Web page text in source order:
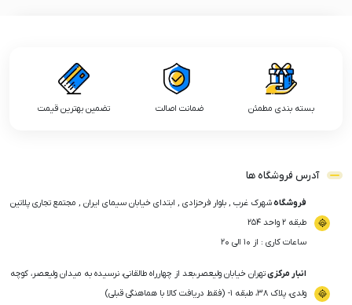
بسته بندی مطمئن ضمانت اصالت تضمین بهترین قیمت
آدرس فروشگاه ها
فروشگاهشهرک غرب , بلوار فرحزادی , ابتدای خیابان سیمای ایران , مجتمع تجاری پلاتین
طبقه ۲ واحد ۲۵۴
ساعات کاری : از ۱۰ الی ۲۰
انبار مرکزیتهران خیابان ولیعصر،بعد از چهارراه طالقانی، نرسیده به میدان ولیعصر، کوچه
ولدی، پلاک ۳۸، طبقه ۱- (فقط دریافت کالا با هماهنگی قبلی)